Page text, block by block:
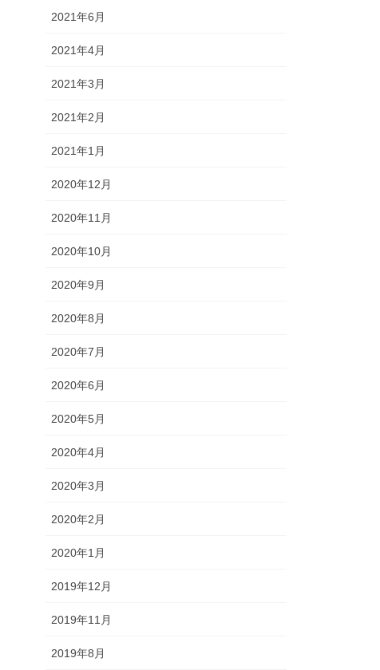
2021年6月
2021年4月
2021年3月
2021年2月
2021年1月
2020年12月
2020年11月
2020年10月
2020年9月
2020年8月
2020年7月
2020年6月
2020年5月
2020年4月
2020年3月
2020年2月
2020年1月
2019年12月
2019年11月
2019年8月